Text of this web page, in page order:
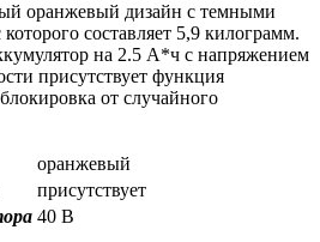
оранжевый дизайн с темными
составляет 5,9 килограмм.
на 2.5 А*ч с напряжением
присутствует функция
от случайного
оранжевый
присутствует
40 В